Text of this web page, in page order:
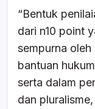
“Bentuk
dari n10 point
sempurna
bantuan
serta dalam
dan